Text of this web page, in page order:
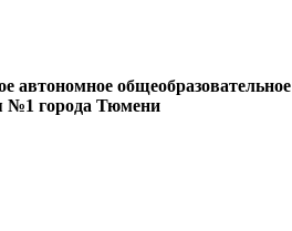
автономное общеобразовательное
№1 города Тюмени